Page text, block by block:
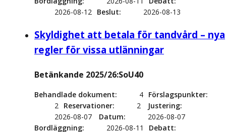
2026-08-12 Beslut 2026-08-13
Skyldighet att betala för tandvård – nya
regler för vissa utlänningar
Betänkande 2025/26:SoU40
Behandlade dokument 4 Förslagspunkter
2 Reservationer 2
Justering
2026-08-07
Datum
2026-08-07
Bordläggning
2026-08-11
Debatt